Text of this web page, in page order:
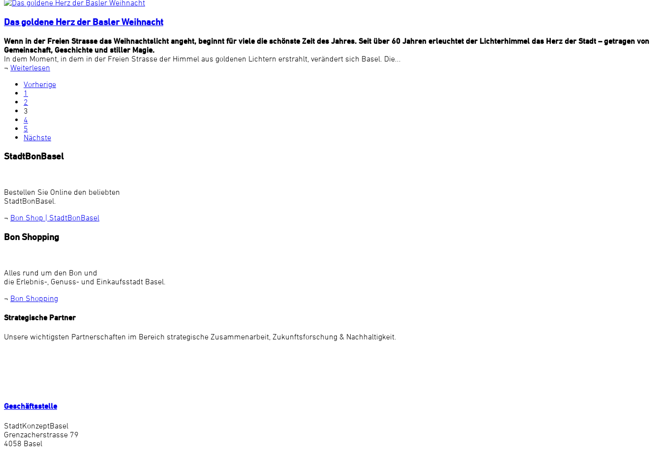
Das goldene Herz der Basler Weihnacht
Wenn in der Freien Strasse das Weihnachtslicht angeht, beginnt für viele die schönste Zeit des Jahres. Seit über 60 Jahren erleuchtet der Lichterhimmel das Herz der Stadt – getragen von
Gemeinschaft, Geschichte und stiller Magie.
In dem Moment, in dem in der Freien Strasse der Himmel aus goldenen Lichtern erstrahlt, verändert sich Basel. Die...
¬ Weiterlesen
Vorherige
1
2
3
4
5
Nächste
StadtBonBasel
Bestellen Sie Online den beliebten
StadtBonBasel.
¬ Bon Shop | StadtBonBasel
Bon Shopping
Alles rund um den Bon und
die Erlebnis-, Genuss- und Einkaufsstadt Basel.
¬ Bon Shopping
Strategische Partner
Unsere wichtigsten Partnerschaften im Bereich strategische Zusammenarbeit, Zukunftsforschung & Nachhaltigkeit.
Geschäftsstelle
StadtKonzeptBasel
Grenzacherstrasse 79
4058 Basel